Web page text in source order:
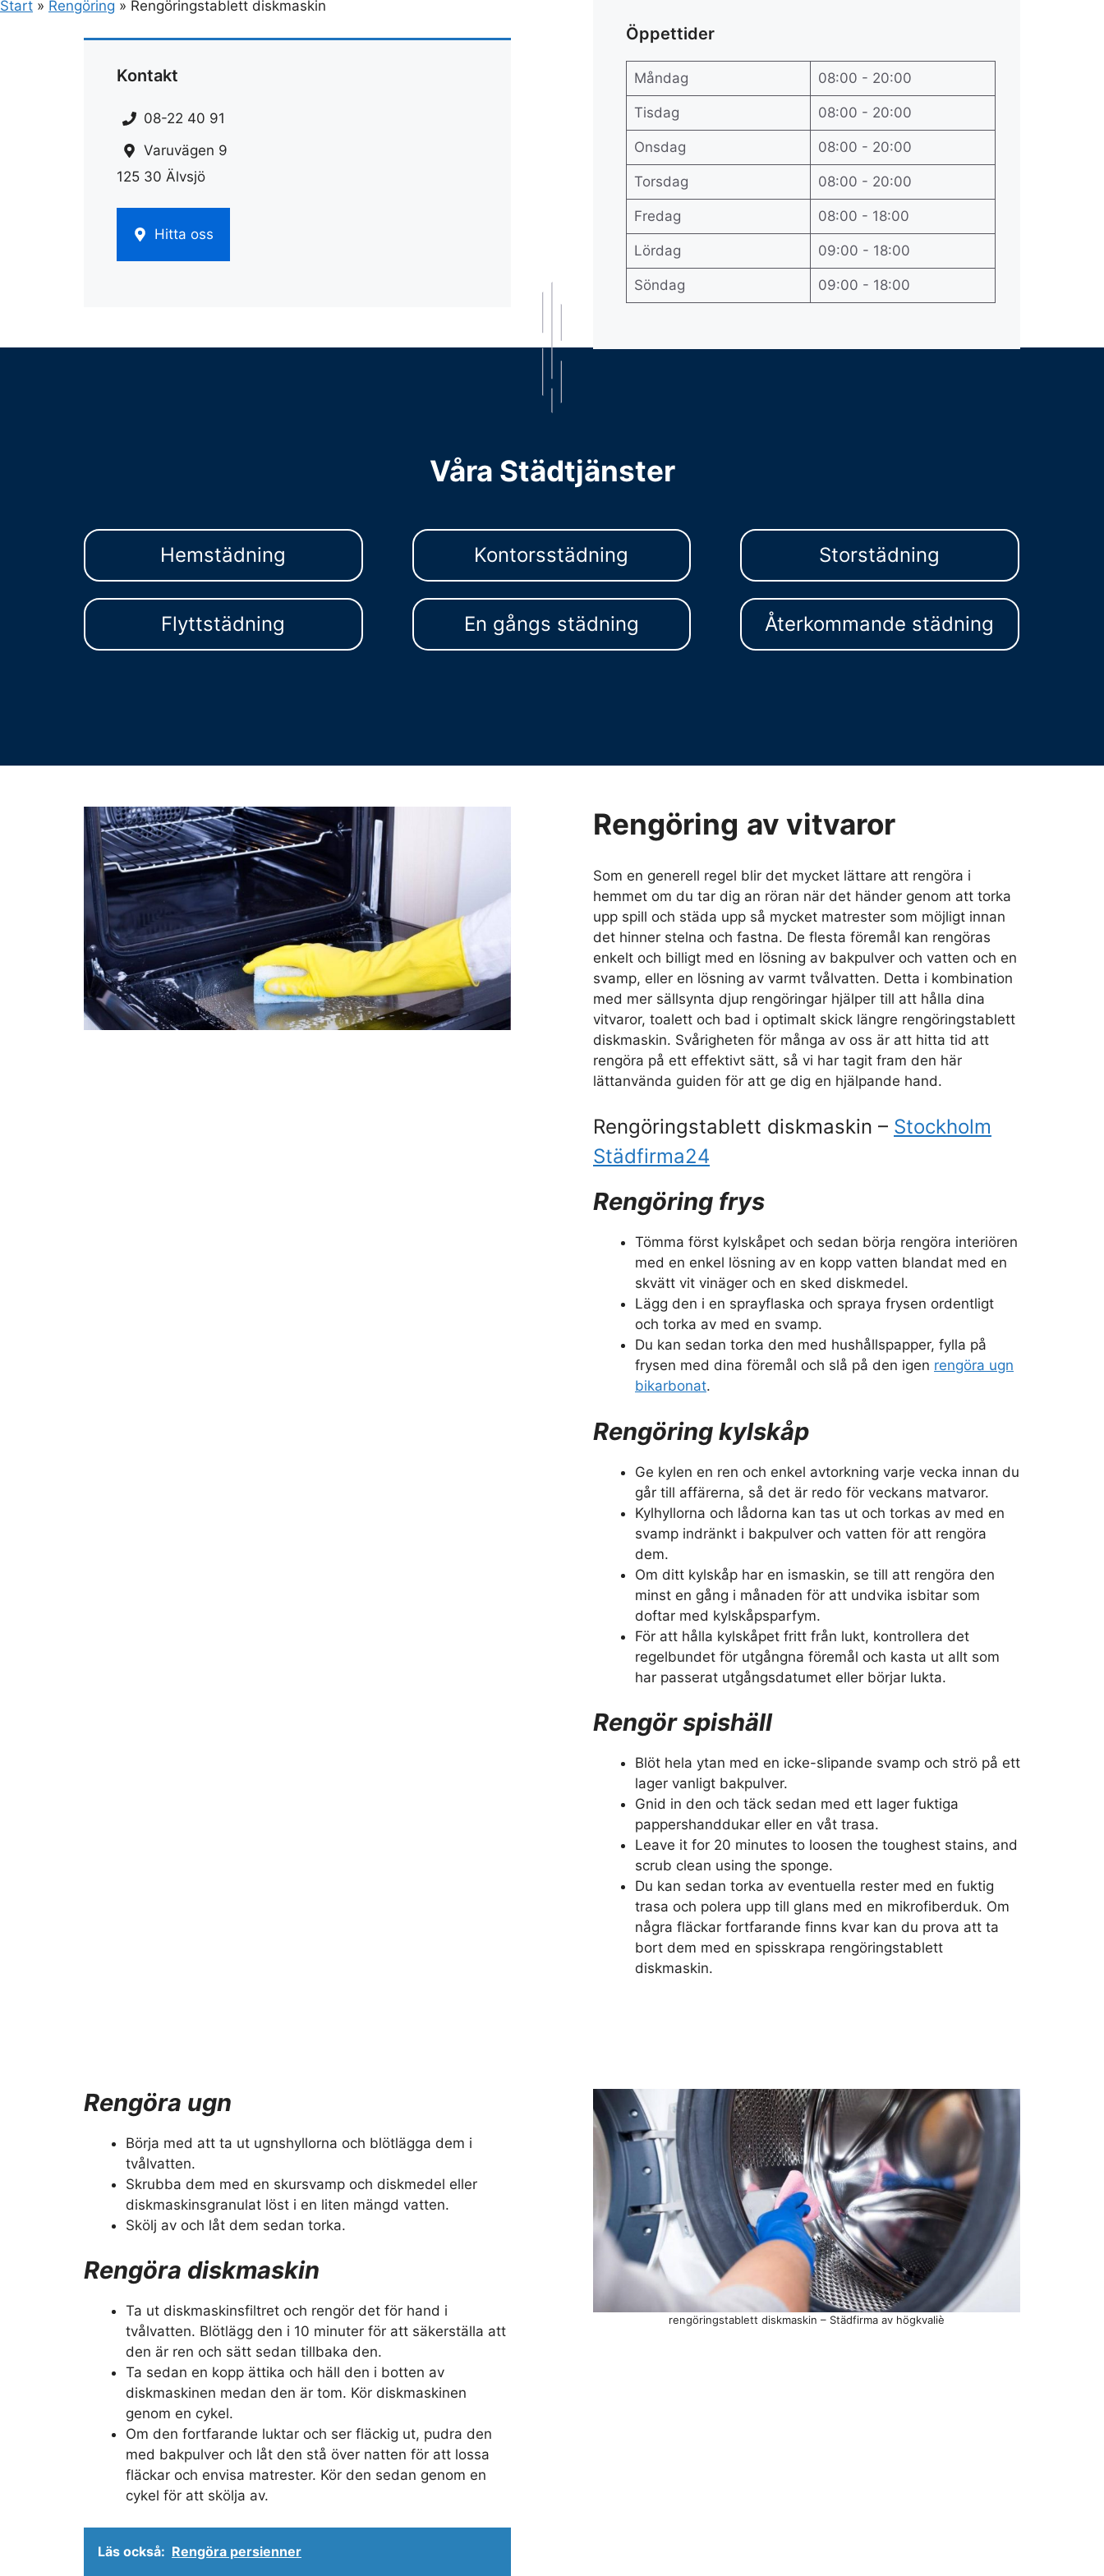
Start » Rengöring » Rengöringstablett diskmaskin
Kontakt
08-22 40 91
Varuvägen 9
125 30 Älvsjö
Hitta oss
Öppettider
Måndag 08:00 - 20:00
Tisdag 08:00 - 20:00
Onsdag 08:00 - 20:00
Torsdag 08:00 - 20:00
Fredag 08:00 - 18:00
Lördag 09:00 - 18:00
Söndag 09:00 - 18:00
Våra Städtjänster
Hemstädning Kontorsstädning Storstädning
Flyttstädning En gångs städning Återkommande städning
Rengöring av vitvaror
Som en generell regel blir det mycket lättare att rengöra i
hemmet om du tar dig an röran när det händer genom att torka
upp spill och städa upp så mycket matrester som möjligt innan
det hinner stelna och fastna. De flesta föremål kan rengöras
enkelt och billigt med en lösning av bakpulver och vatten och en
svamp, eller en lösning av varmt tvålvatten. Detta i kombination
med mer sällsynta djup rengöringar hjälper till att hålla dina
vitvaror, toalett och bad i optimalt skick längre rengöringstablett
diskmaskin. Svårigheten för många av oss är att hitta tid att
rengöra på ett effektivt sätt, så vi har tagit fram den här
lättanvända guiden för att ge dig en hjälpande hand.
Rengöringstablett diskmaskin – Stockholm
Städfirma24
Rengöring frys
Tömma först kylskåpet och sedan börja rengöra interiören
med en enkel lösning av en kopp vatten blandat med en
skvätt vit vinäger och en sked diskmedel.
Lägg den i en sprayflaska och spraya frysen ordentligt
och torka av med en svamp.
Du kan sedan torka den med hushållspapper, fylla på
frysen med dina föremål och slå på den igen rengöra ugn
bikarbonat.
Rengöring kylskåp
Ge kylen en ren och enkel avtorkning varje vecka innan du
går till affärerna, så det är redo för veckans matvaror.
Kylhyllorna och lådorna kan tas ut och torkas av med en
svamp indränkt i bakpulver och vatten för att rengöra
dem.
Om ditt kylskåp har en ismaskin, se till att rengöra den
minst en gång i månaden för att undvika isbitar som
doftar med kylskåpsparfym.
För att hålla kylskåpet fritt från lukt, kontrollera det
regelbundet för utgångna föremål och kasta ut allt som
har passerat utgångsdatumet eller börjar lukta.
Rengör spishäll
Blöt hela ytan med en icke-slipande svamp och strö på ett
lager vanligt bakpulver.
Gnid in den och täck sedan med ett lager fuktiga
pappershanddukar eller en våt trasa.
Leave it for 20 minutes to loosen the toughest stains, and
scrub clean using the sponge.
Du kan sedan torka av eventuella rester med en fuktig
trasa och polera upp till glans med en mikrofiberduk. Om
några fläckar fortfarande finns kvar kan du prova att ta
bort dem med en spisskrapa rengöringstablett
diskmaskin.
Rengöra ugn
Börja med att ta ut ugnshyllorna och blötlägga dem i
tvålvatten.
Skrubba dem med en skursvamp och diskmedel eller
diskmaskinsgranulat löst i en liten mängd vatten.
Skölj av och låt dem sedan torka.
Rengöra diskmaskin
Ta ut diskmaskinsfiltret och rengör det för hand i
tvålvatten. Blötlägg den i 10 minuter för att säkerställa att
den är ren och sätt sedan tillbaka den.
Ta sedan en kopp ättika och häll den i botten av
diskmaskinen medan den är tom. Kör diskmaskinen
genom en cykel.
Om den fortfarande luktar och ser fläckig ut, pudra den
med bakpulver och låt den stå över natten för att lossa
fläckar och envisa matrester. Kör den sedan genom en
cykel för att skölja av.
Läs också: Rengöra persienner
rengöringstablett diskmaskin – Städfirma av högkvaliè